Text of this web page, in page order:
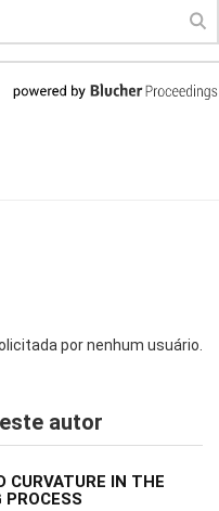
por nenhum usuário.
autor
CURVATURE IN THE